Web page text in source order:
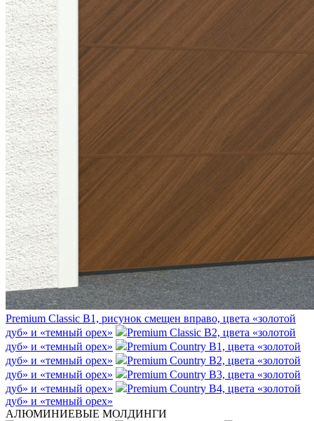
Premium Classic B1, рисунок смещен вправо, цвета «золотой
дуб» и «темный орех»
Premium Classic B2, цвета «золотой
дуб» и «темный орех»
Premium Country B1, цвета «золотой
дуб» и «темный орех»
Premium Country B2, цвета «золотой
дуб» и «темный орех»
Premium Country B3, цвета «золотой
дуб» и «темный орех»
Premium Country B4, цвета «золотой
дуб» и «темный орех»
АЛЮМИНИЕВЫЕ МОЛДИНГИ